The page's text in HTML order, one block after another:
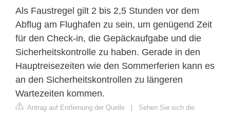
Als Faustregel gilt 2 bis 2,5 Stunden vor dem
Abflug am Flughafen zu sein, um genügend Zeit
für den Check-in, die Gepäckaufgabe und die
Sicherheitskontrolle zu haben. Gerade in den
Hauptreisezeiten wie den Sommerferien kann es
an den Sicherheitskontrollen zu längeren
Wartezeiten kommen.
Antrag auf Entfernung der Quelle | Sehen Sie sich die